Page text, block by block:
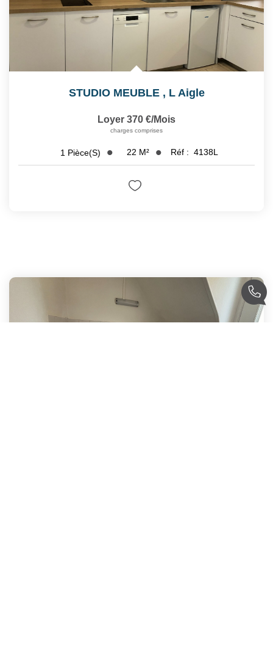
STUDIO MEUBLE , L Aigle
Loyer 370 €/mois
charges comprises
1 Pièce(s) 22 M² Réf : 4138L